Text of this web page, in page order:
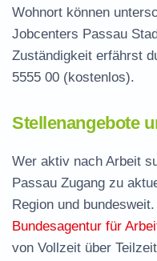
Wohnort können
Jobcenters Passau
Zuständigkeit erfährst
5555 00 (kostenlos).
Stellenangebote
Wer aktiv nach Arbeit
Passau Zugang zu
Region und
Bundesagentur für
von Vollzeit über